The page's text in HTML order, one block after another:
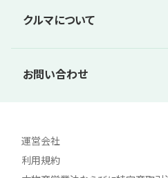
クルマについて
お問い合わせ
運営会社
利用規約